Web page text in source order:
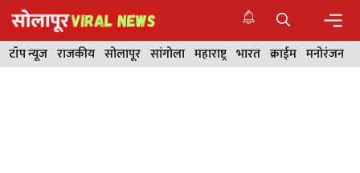
Skip
to
content
टॉप न्यूज राजकीय सोलापूर सांगोला महाराष्ट्र भारत क्राईम मनोरंजन